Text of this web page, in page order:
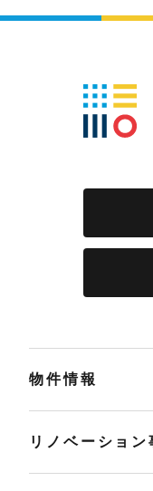
物件情報
リノベーション